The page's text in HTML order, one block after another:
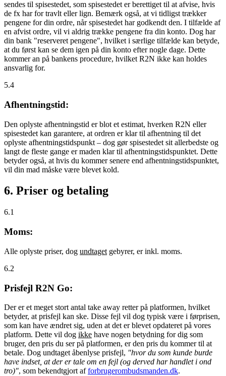
sendes til spisestedet, som spisestedet er berettiget til at afvise, hvis
de fx har for travlt eller lign. Bemærk også, at vi tidligst trækker
pengene for din ordre, når spisestedet har godkendt den. I tilfælde af
en afvist ordre, vil vi aldrig trække pengene fra din konto. Dog har
din bank "reserveret pengene", hvilket i særlige tilfælde kan betyde,
at du først kan se dem igen på din konto efter nogle dage. Dette
kommer an på bankens procedure, hvilket R2N ikke kan holdes
ansvarlig for.
5.4
Afhentningstid:
Den oplyste afhentningstid er blot et estimat, hverken R2N eller
spisestedet kan garantere, at ordren er klar til afhentning til det
oplyste afhentningstidspunkt – dog gør spisestedet sit allerbedste og
langt de fleste gange er maden klar til afhentningstidspunktet. Dette
betyder også, at hvis du kommer senere end afhentningstidspunktet,
vil din mad måske være blevet kold.
6. Priser og betaling
6.1
Moms:
Alle oplyste priser, dog undtaget gebyrer, er inkl. moms.
6.2
Prisfejl R2N Go:
Der er et meget stort antal take away retter på platformen, hvilket
betyder, at prisfejl kan ske. Disse fejl vil dog typisk være i førprisen,
som kan have ændret sig, uden at det er blevet opdateret på vores
platform. Dette vil dog ikke have nogen betydning for dig som
bruger, den pris du ser på platformen, er den pris du kommer til at
betale. Dog undtaget åbenlyse prisfejl, "hvor du som kunde burde
have indset, at der er tale om en fejl (og derved har handlet i ond
tro)", som bekendtgjort afforbrugerombudsmanden.dk.